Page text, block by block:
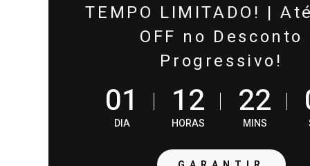
TEMPO LIMITADO! |
OFF no Desconto
Progressivo!
01
DIA
12
HORAS
22
MINS